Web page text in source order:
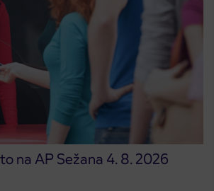
na AP Sežana 4. 8. 2026